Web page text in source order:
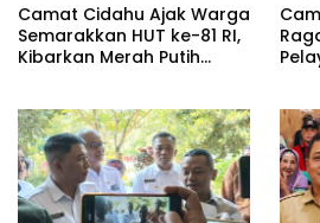
Camat Cidahu Ajak Warga
Semarakkan HUT ke-81 RI,
Kibarkan Merah Putih